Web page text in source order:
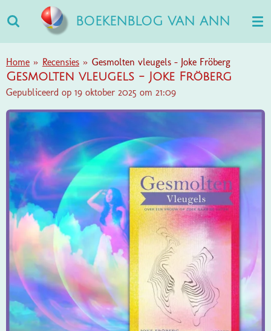
direct
naar
de
hoofdinhoud
BOEKENBLOG VAN ANN
Home » Recensies » Gesmolten vleugels - Joke Fröberg
Gesmolten vleugels - Joke Fröberg
Gepubliceerd op 19 oktober 2025 om 21:09